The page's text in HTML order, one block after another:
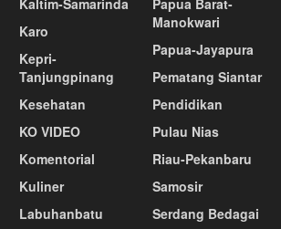
Karo
Kepri-
Tanjungpinang
Kesehatan
KO VIDEO
Komentorial
Kuliner
Labuhanbatu
Manokwari
Papua-Jayapura
Pematang Siantar
Pendidikan
Pulau Nias
Riau-Pekanbaru
Samosir
Serdang Bedagai